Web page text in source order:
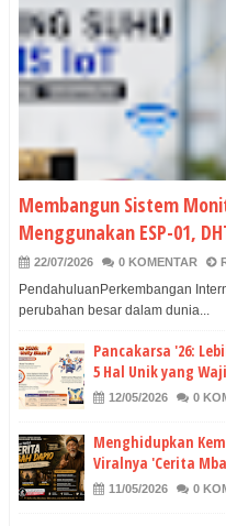
Membangun Sistem
Menggunakan ESP-01,
22/07/2026 0 KOMENTAR
PendahuluanPerkembangan
perubahan besar dalam dunia...
Pancakarsa '26:
5 Hal Unik yang
12/05/2026 0
Menghidupkan
Viralnya 'Cerita
11/05/2026 0